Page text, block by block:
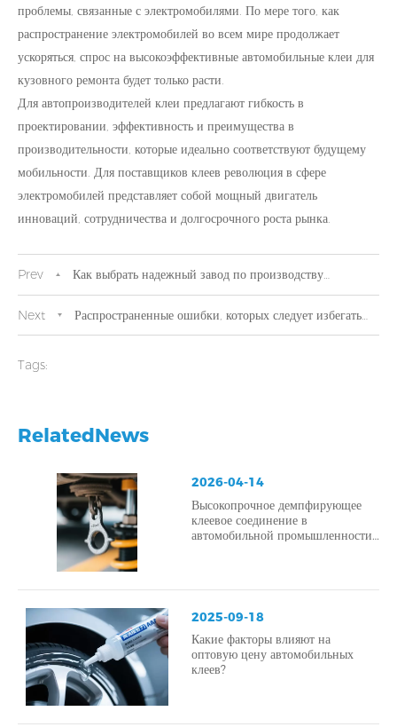
проблемы, связанные с электромобилями. По мере того, как
распространение электромобилей во всем мире продолжает
ускоряться, спрос на высокоэффективные автомобильные клеи для
кузовного ремонта будет только расти.
Для автопроизводителей клеи предлагают гибкость в
проектировании, эффективность и преимущества в
производительности, которые идеально соответствуют будущему
мобильности. Для поставщиков клеев революция в сфере
электромобилей представляет собой мощный двигатель
инноваций, сотрудничества и долгосрочного роста рынка.
Prev Как выбрать надежный завод по производству
автомобильных клеев для кузовного ремонта
Next Распространенные ошибки, которых следует избегать
Tags:
RelatedNews
2026-04-14
Высокопрочное демпфирующее
клеевое соединение в
автомобильной промышленности
структурной целостности.
2025-09-18
Какие факторы влияют на
оптовую цену автомобильных
клеев?